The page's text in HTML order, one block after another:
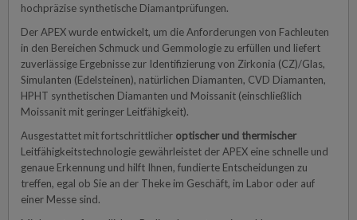
hochpräzise synthetische Diamantprüfungen.
Der APEX wurde entwickelt, um die Anforderungen von Fachleuten
in den Bereichen Schmuck und Gemmologie zu erfüllen und liefert
zuverlässige Ergebnisse zur Identifizierung von Zirkonia (CZ)/Glas,
Simulanten (Edelsteinen), natürlichen Diamanten, CVD Diamanten,
HPHT synthetischen Diamanten und Moissanit (einschließlich
Moissanit mit geringer Leitfähigkeit).
Ausgestattet mit fortschrittlicher optischer und thermischer
Leitfähigkeitstechnologie gewährleistet der APEX eine schnelle und
genaue Erkennung und hilft Ihnen, fundierte Entscheidungen zu
treffen, egal ob Sie an der Theke im Geschäft, im Labor oder auf
einer Messe sind.